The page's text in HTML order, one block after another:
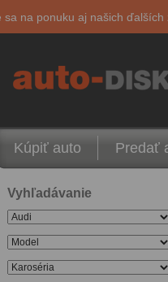
sa na ponuku aj našich ďalších
Vyhľadávanie
Kúpiť auto Predať